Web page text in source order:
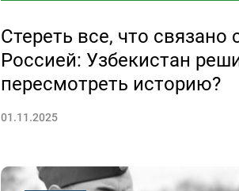
Стереть все, что связано
Россией: Узбекистан
пересмотреть историю?
01.11.2025